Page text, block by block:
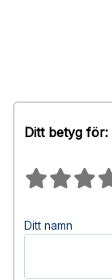
Ditt betyg för:
Ditt namn